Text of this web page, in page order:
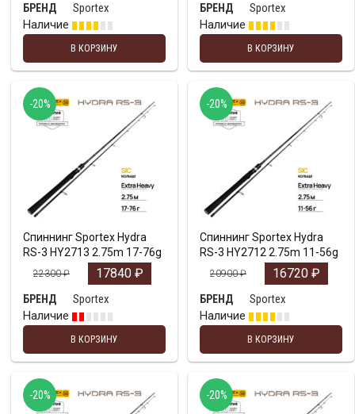
БРЕНД
Sportex
Наличие
В КОРЗИНУ
БРЕНД
Sportex
Наличие
В КОРЗИНУ
Спиннинг Sportex Hydra
RS-3 HY2713 2.75m 17-76g
22300₽ 17840 ₽
БРЕНД
Sportex
Наличие
В КОРЗИНУ
-20%
Спиннинг Sportex Hydra
RS-3 HY2712 2.75m 11-56g
20900₽ 16720 ₽
БРЕНД
Sportex
Наличие
В КОРЗИНУ
-20%
-20% -20%